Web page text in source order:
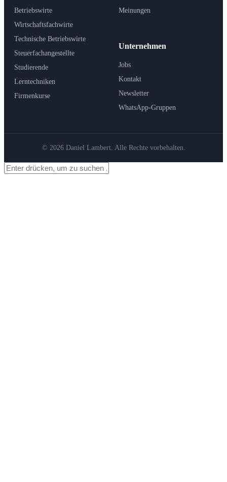
Betriebswirte
Wirtschaftsfachwirte
Technische Betriebswirte
Steuerfachangestellte
Studierende
Lerntechniken
Firmenkurse
Meinungen
Unternehmen
Jobs
Kontakt
Newsletter
WhatsApp-Gruppen
© 2026 Daniel Lambert. Alle Rechte vorbehalten.